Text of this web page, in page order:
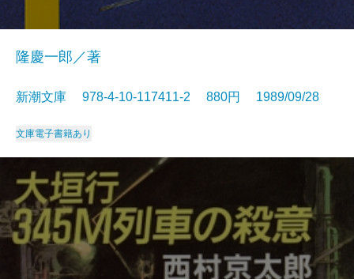
隆慶一郎／著
新潮文庫 978-4-10-117411-2 880円 1989/09/28
文庫電子書籍あり